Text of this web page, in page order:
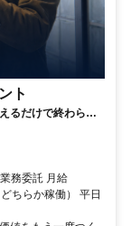
ト
るだけで終わらな
てるお仕事です
務委託 月給
ちらか稼働） 平日